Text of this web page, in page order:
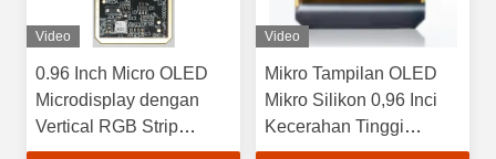
Video
0.96 Inch Micro OLED
Microdisplay dengan
Vertical RGB Strip
Interface dan Color Pixel
Video
Mikro Tampilan OLED
Mikro Silikon 0,96 Inci
Kecerahan Tinggi
20,1mm×15,15mm Area